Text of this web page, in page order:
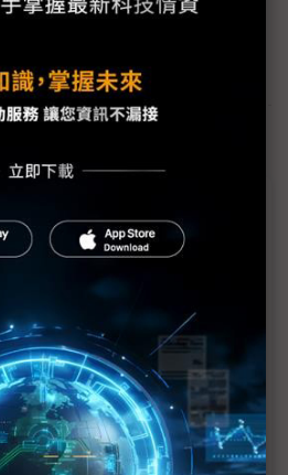
追蹤」
出貨比創高 村田示警全球AI基
能提前售罄 買家「祕而不
標 聯發科第2代ASIC產品